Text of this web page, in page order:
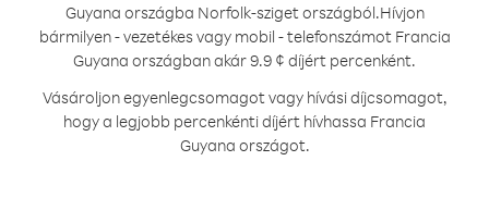
Guyana országba Norfolk-sziget országból.Hívjon
bármilyen - vezetékes vagy mobil - telefonszámot Francia
Guyana országban akár 9.9 ¢ díjért percenként.
Vásároljon egyenlegcsomagot vagy hívási díjcsomagot,
hogy a legjobb percenkénti díjért hívhassa Francia
Guyana országot.